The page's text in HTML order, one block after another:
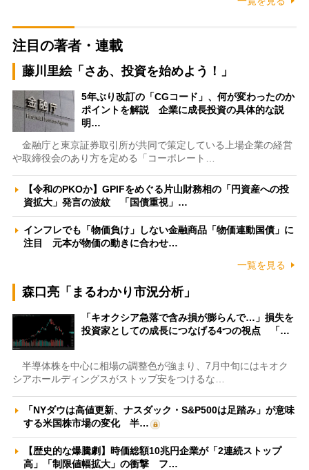
注目の著者・連載
藤川里絵「さあ、投資を始めよう！」
5年ぶり改訂の「CGコード」、何が変わったのか
ポイントを解説 企業に成長投資の具体的な説
明…
金融庁と東京証券取引所が共同で策定している上場企業の経営
や取締役会のあり方を定める「コーポレート…
【令和のPKOか】GPIFをめぐる片山財務相の「円資産への投
資拡大」発言の波紋 「国債重視」…
インフレでも「物価負け」しない金融商品「物価連動国債」に
注目 元本が物価の動きに合わせ…
一覧を見る
森口亮「まるわかり市況分析」
「キオクシア急落で含み損が膨らんで…」損失を
投資家としての成長につなげる4つの視点 「…
半導体株を中心に相場の調整色が強まり、7月中旬にはキオク
シアホールディングスがストップ安をつけるな…
「NYダウは高値更新、ナスダック・S&P500は足踏み」が意味
する米国株市場の変化 半…
【歴史的な爆騰劇】時価総額10兆円企業が「2連続ストップ
高」「制限値幅拡大」の衝撃 フ…